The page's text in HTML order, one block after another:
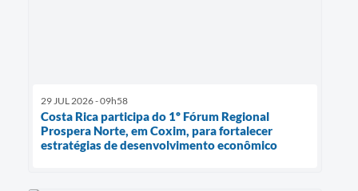
29 JUL 2026 - 09h58
Costa Rica participa do 1º Fórum Regional
Prospera Norte, em Coxim, para fortalecer
estratégias de desenvolvimento econômico